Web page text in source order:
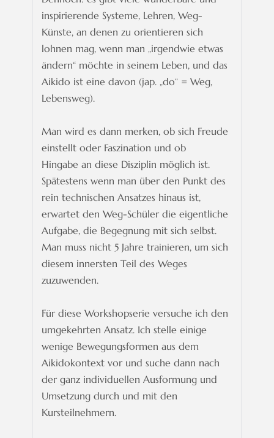
inspirierende Systeme, Lehren, Weg-
Künste, andenen zu orientieren sich
lohnen mag, wenn man „irgendwie etwas
ändern“ möchte in seinem Leben, und das
Aikido ist eine davon (jap. „do“ = Weg,
Lebensweg).
Man wird es dann merken, ob sich Freude
einstellt oder Faszination und ob
Hingabe an diese Disziplin möglich ist.
Spätestenswenn man über den Punkt des
rein technischen Ansatzes hinaus ist,
erwartet denWeg-Schüler die eigentliche
Aufgabe, die Begegnung mit sich selbst.
Man muss nicht 5 Jahre trainieren, um sich
diesem innersten Teil des Weges
zuzuwenden.
Für diese Workshopserie versuche ich den
umgekehrten Ansatz. Ich stelle einige
wenige Bewegungsformen aus dem
Aikidokontext vor und suche dann nach
der ganz individuellen Ausformung und
Umsetzung durch und mit den
Kursteilnehmern.